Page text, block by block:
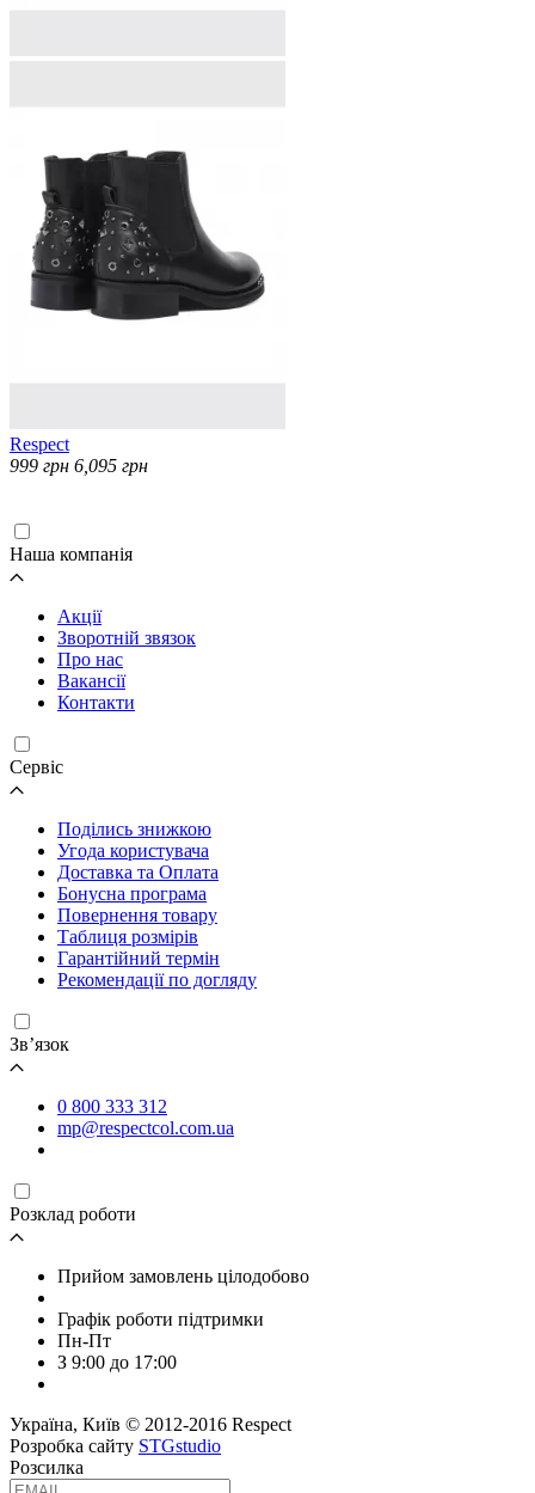
Respect
999 грн 6,095 грн
Наша компанія
Акції
Зворотній звязок
Про нас
Вакансії
Контакти
Cервіс
Поділись знижкою
Угода користувача
Доставка та Оплата
Бонусна програма
Повернення товару
Таблиця розмірів
Гарантійний термін
Рекомендації по догляду
Зв’язок
0 800 333 312
mp@respectcol.com.ua
Розклад роботи
Прийом замовлень цілодобово
Графік роботи підтримки
Пн-Пт
З 9:00 до 17:00
Україна, Київ © 2012-2016 Respect
Розробка сайту STGstudio
Розсилка